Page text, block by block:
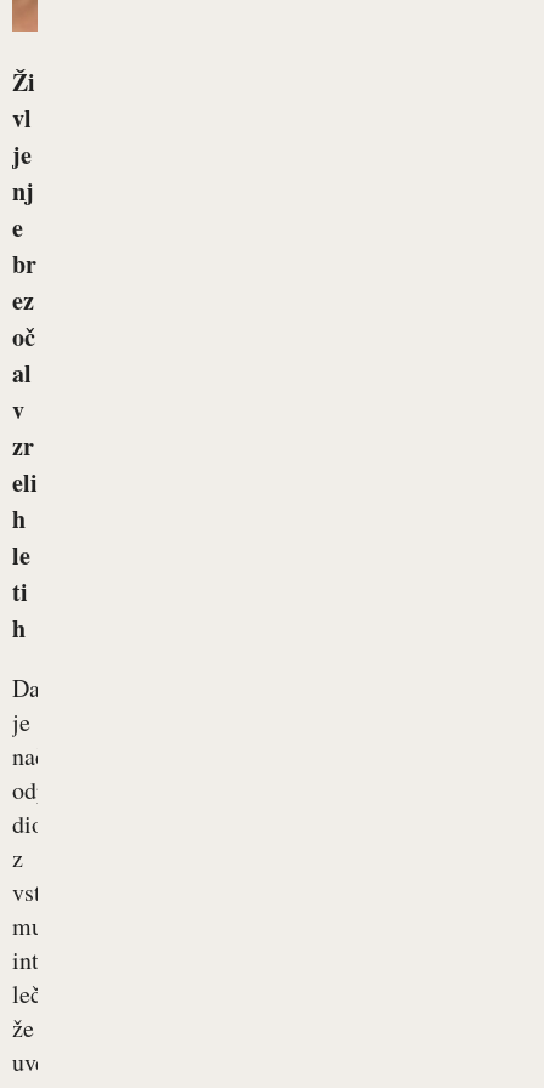
Ži
vl
je
nj
e
br
ez
oč
al
v
zr
eli
h
le
ti
h
Danes
je
način
odprave
dioptrije
z
vstavitvijo
multifokalnih
intraokularnih
leč
že
uveljavljen